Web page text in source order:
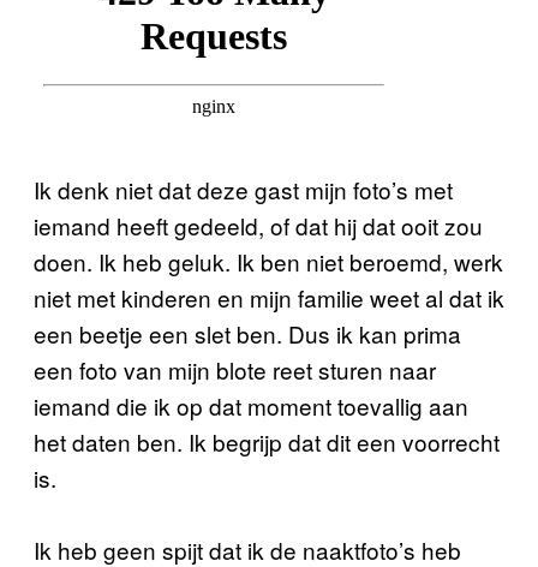
Ik denk niet dat deze gast mijn foto’s met
iemand heeft gedeeld, of dat hij dat ooit zou
doen. Ik heb geluk. Ik ben niet beroemd, werk
niet met kinderen en mijn familie weet al dat ik
een beetje een slet ben. Dus ik kan prima
een foto van mijn blote reet sturen naar
iemand die ik op dat moment toevallig aan
het daten ben. Ik begrijp dat dit een voorrecht
is.
Ik heb geen spijt dat ik de naaktfoto’s heb